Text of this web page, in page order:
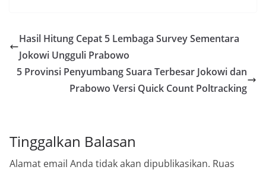
Hasil Hitung Cepat 5 Lembaga Survey Sementara
Jokowi Ungguli Prabowo
5 Provinsi Penyumbang Suara Terbesar Jokowi dan
Prabowo Versi Quick Count Poltracking
Tinggalkan Balasan
Alamat email Anda tidak akan dipublikasikan. Ruas